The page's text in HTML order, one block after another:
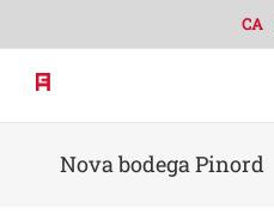
content
CA
Nova bodega Pinord